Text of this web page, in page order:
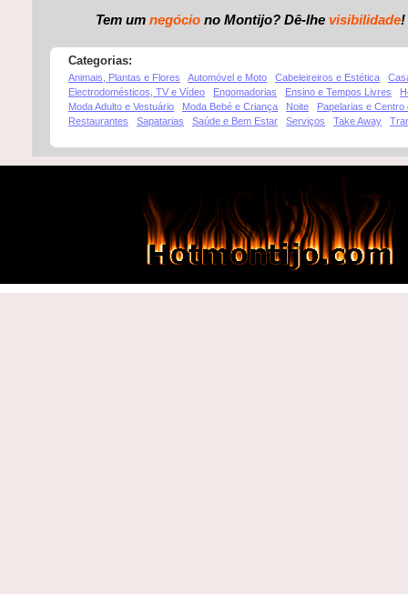
Tem um negócio no Montijo? Dê-lhe visibilidade!
Categorias:
Animais, Plantas e Flores Automóvel e Moto Cabeleireiros e Estética
Electrodomésticos, TV e Vídeo
Engomadorias Ensino e Tempos Livres
Moda Adulto e Vestuário
Moda Bebé e Criança Noite
Papelarias e Centro
Restaurantes
Sapatarias Saúde e Bem Estar Serviços Take Away